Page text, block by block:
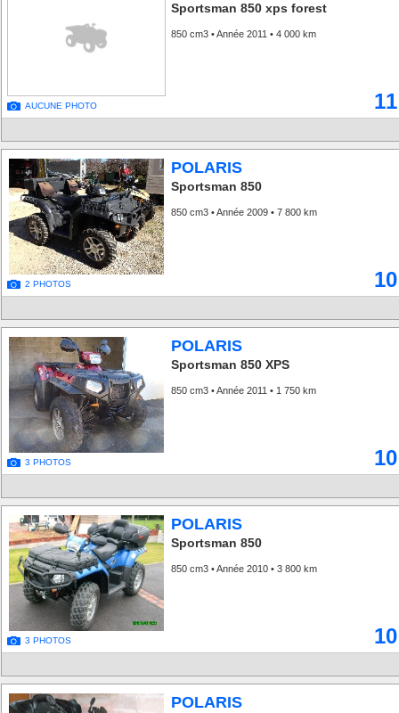
AUCUNE PHOTO
Sportsman 850 xps forest
850 cm3 • Année 2011 • 4 000 km
2 PHOTOS
POLARIS
Sportsman 850
850 cm3 • Année 2009 • 7 800 km
3 PHOTOS
POLARIS
Sportsman 850 XPS
850 cm3 • Année 2011 • 1 750 km
3 PHOTOS
POLARIS
Sportsman 850
850 cm3 • Année 2010 • 3 800 km
POLARIS